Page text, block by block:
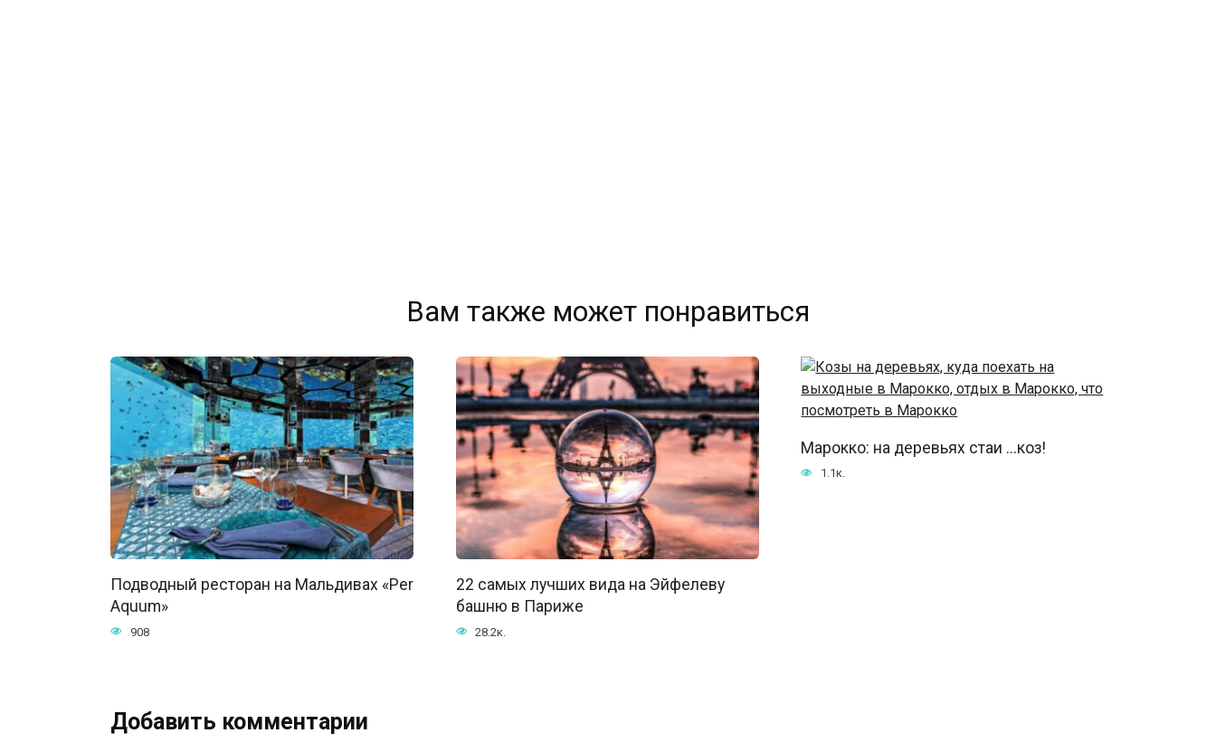
Вам также может понравиться
Подводный ресторан на Мальдивах «Per
Aquum»
908
22 самых лучших вида на Эйфелеву
башню в Париже
28.2к.
Марокко: на деревьях стаи ...коз!
1.1к.
Добавить комментарии